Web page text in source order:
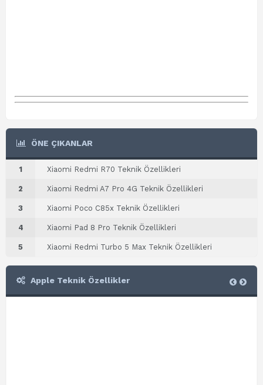
ÖNE ÇIKANLAR
1 Xiaomi Redmi R70 Teknik Özellikleri
2 Xiaomi Redmi A7 Pro 4G Teknik Özellikleri
3 Xiaomi Poco C85x Teknik Özellikleri
4 Xiaomi Pad 8 Pro Teknik Özellikleri
5 Xiaomi Redmi Turbo 5 Max Teknik Özellikleri
Apple Teknik Özellikler